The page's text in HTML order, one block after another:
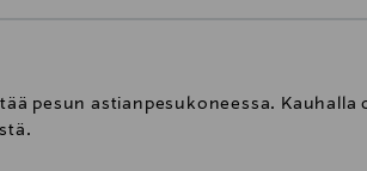
pesun astianpesukoneessa. Kauhalla